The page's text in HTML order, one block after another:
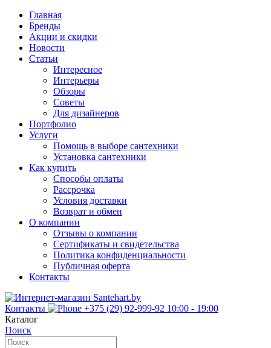
Главная
Бренды
Акции и скидки
Новости
Статьи
Интересное
Интерьеры
Обзоры
Советы
Для дизайнеров
Портфолио
Услуги
Помощь в выборе сантехники
Установка сантехники
Как купить
Способы оплаты
Рассрочка
Условия доставки
Возврат и обмен
О компании
Отзывы о компании
Сертификаты и свидетельства
Политика конфиденциальности
Публичная оферта
Контакты
Контакты +375 (29) 92-999-92 10:00 - 19:00
Каталог
Поиск